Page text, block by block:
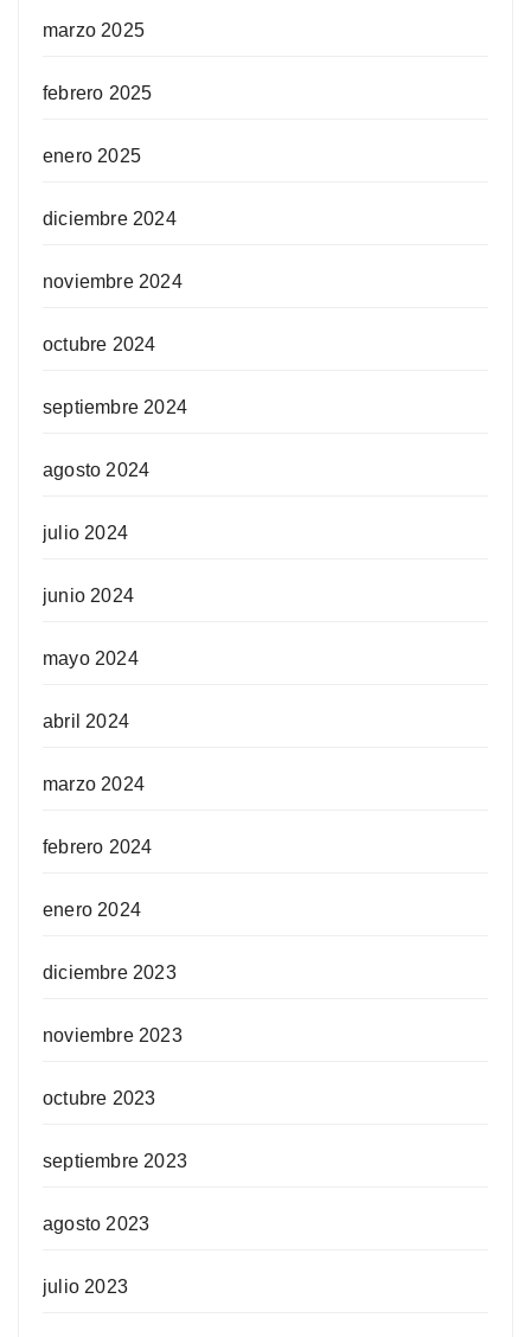
marzo 2025
febrero 2025
enero 2025
diciembre 2024
noviembre 2024
octubre 2024
septiembre 2024
agosto 2024
julio 2024
junio 2024
mayo 2024
abril 2024
marzo 2024
febrero 2024
enero 2024
diciembre 2023
noviembre 2023
octubre 2023
septiembre 2023
agosto 2023
julio 2023